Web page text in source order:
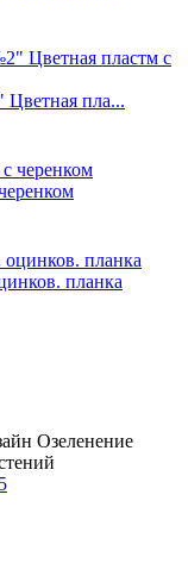
пла...
планка
Озеленение